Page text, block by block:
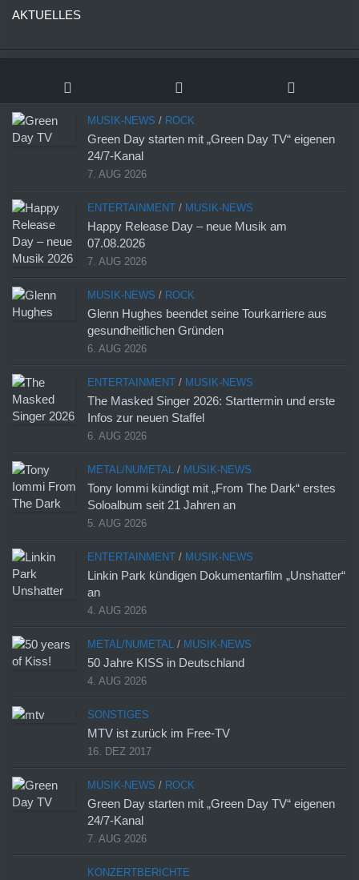
AKTUELLES
MUSIK-NEWS / ROCK
Green Day starten mit „Green Day TV“ eigenen
24/7-Kanal
7. AUG 2026
ENTERTAINMENT / MUSIK-NEWS
Happy Release Day – neue Musik am
07.08.2026
7. AUG 2026
MUSIK-NEWS / ROCK
Glenn Hughes beendet seine Tourkarriere aus
gesundheitlichen Gründen
6. AUG 2026
ENTERTAINMENT / MUSIK-NEWS
The Masked Singer 2026: Starttermin und erste
Infos zur neuen Staffel
6. AUG 2026
METAL/NUMETAL / MUSIK-NEWS
Tony Iommi kündigt mit „From The Dark“ erstes
Soloalbum seit 21 Jahren an
5. AUG 2026
ENTERTAINMENT / MUSIK-NEWS
Linkin Park kündigen Dokumentarfilm „Unshatter“
an
4. AUG 2026
METAL/NUMETAL / MUSIK-NEWS
50 Jahre KISS in Deutschland
4. AUG 2026
SONSTIGES
MTV ist zurück im Free-TV
16. DEZ 2017
MUSIK-NEWS / ROCK
Green Day starten mit „Green Day TV“ eigenen
24/7-Kanal
7. AUG 2026
KONZERTBERICHTE